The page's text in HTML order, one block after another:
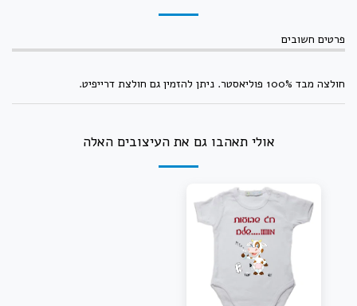
פרטים חשובים
חולצה מבד 100% פוליאסטר. ניתן להזמין גם חולצת דרייפיט.
אולי תאהבו גם את העיצובים האלה